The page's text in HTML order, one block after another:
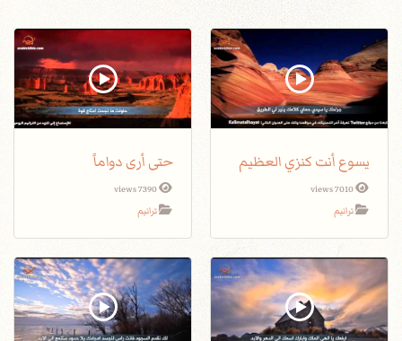
يسوع أنت كنزي العظيم
7010 views
ترانيم
حتى أرى دواماً
7390 views
ترانيم